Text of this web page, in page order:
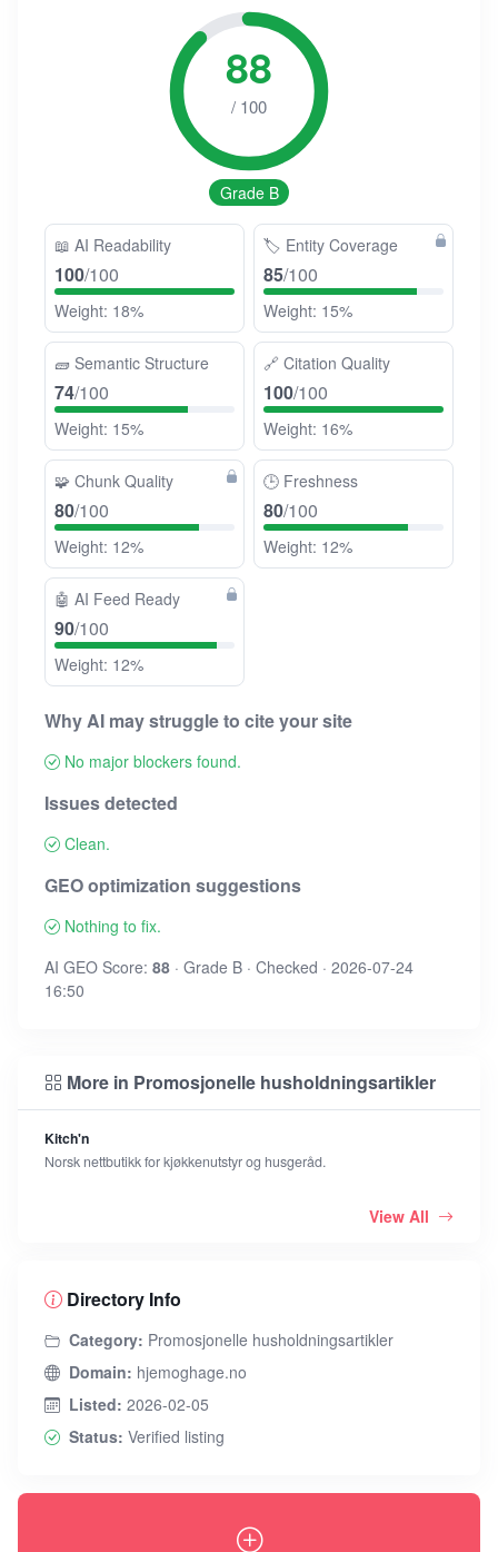
88
/ 100
Grade B
📖 AI Readability
100/100
Weight: 18%
🏷️ Entity Coverage
85/100
Weight: 15%
🧱 Semantic Structure
74/100
Weight: 15%
🔗 Citation Quality
100/100
Weight: 16%
🧩 Chunk Quality
80/100
Weight: 12%
🕒 Freshness
80/100
Weight: 12%
🤖 AI Feed Ready
90/100
Weight: 12%
Why AI may struggle to cite your site
No major blockers found.
Issues detected
Clean.
GEO optimization suggestions
Nothing to fix.
AI GEO Score: 88 · Grade B · Checked · 2026-07-24
16:50
More in Promosjonelle husholdningsartikler
Kitch'n
Norsk nettbutikk for kjøkkenutstyr og husgeråd.
View All
Directory Info
Category: Promosjonelle husholdningsartikler
Domain: hjemoghage.no
Listed: 2026-02-05
Status: Verified listing